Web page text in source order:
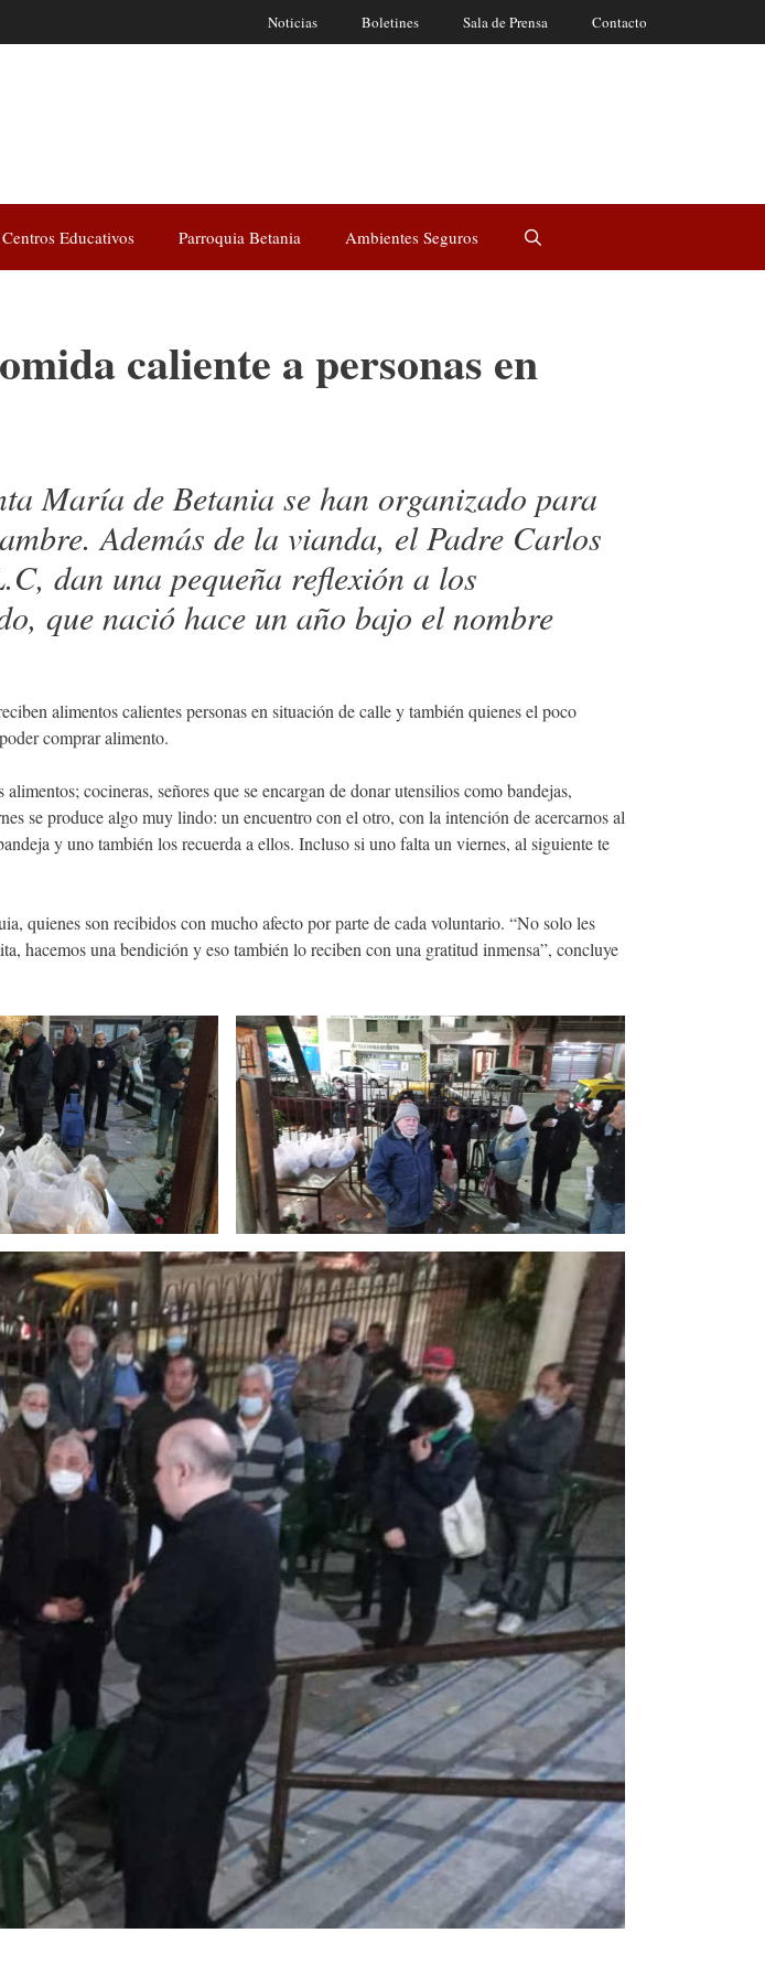
Noticias Boletines Sala de Prensa Contacto
Centros Educativos Parroquia Betania Ambientes Seguros
caliente a personas en
María de Betania se han organizado para
Además de la vianda, el Padre Carlos
dan una pequeña reflexión a los
que nació hace un año bajo el nombre
alimentos calientes personas en situación de calle y también quienes el poco
comprar alimento.
cocineras, señores que se encargan de donar utensilios como bandejas,
se produce algo muy lindo: un encuentro con el otro, con la intención de acercarnos al
y uno también los recuerda a ellos. Incluso si uno falta un viernes, al siguiente te
quienes son recibidos con mucho afecto por parte de cada voluntario. “No solo les
hacemos una bendición y eso también lo reciben con una gratitud inmensa”, concluye